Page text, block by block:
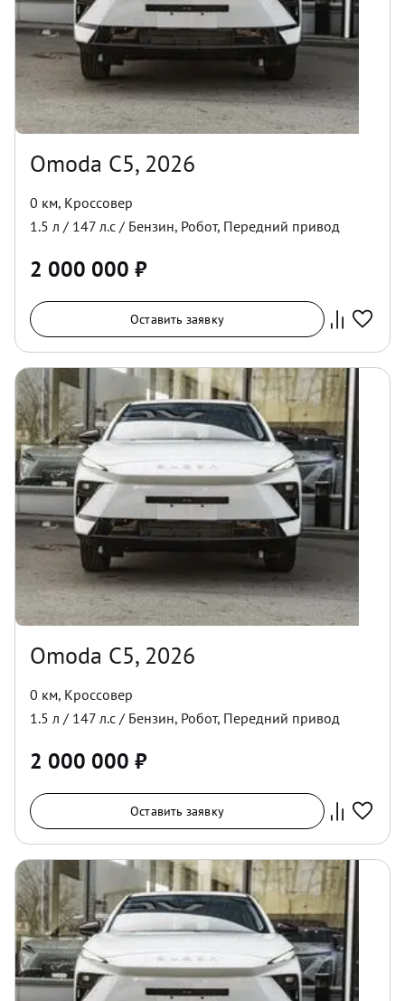
Omoda C5, 2026
0 км, Кроссовер
1.5 л / 147 л.с / Бензин, Робот, Передний привод
2 000 000 ₽
Оставить заявку
Omoda C5, 2026
0 км, Кроссовер
1.5 л / 147 л.с / Бензин, Робот, Передний привод
2 000 000 ₽
Оставить заявку